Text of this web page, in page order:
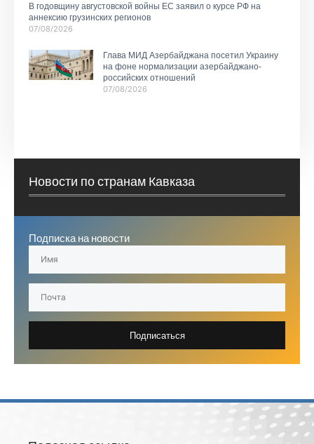
В годовщину августовской войны ЕС заявил о курсе РФ на
аннексию грузинских регионов
07/08/2026
Глава МИД Азербайджана посетил Украину
на фоне нормализации азербайджано-
российских отношений
07/08/2026
Новости по странам Кавказа
Подписка на новости
Подписаться